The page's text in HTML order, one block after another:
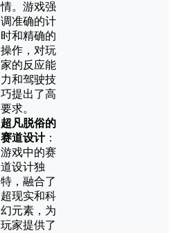
情。游戏强
调准确的计
时和精确的
操作，对玩
家的反应能
力和驾驶技
巧提出了高
要求。
超凡脱俗的
赛道设计：
游戏中的赛
道设计独
特，融合了
超现实和科
幻元素，为
玩家提供了